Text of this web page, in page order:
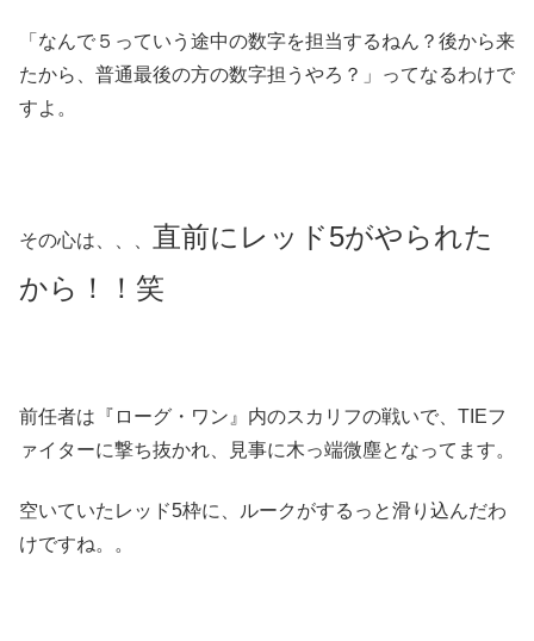
「なんで５っていう途中の数字を担当するねん？後から来
たから、普通最後の方の数字担うやろ？」ってなるわけで
すよ。
その心は、、、 直前にレッド5がやられた
から！！笑
前任者は『ローグ・ワン』内のスカリフの戦いで、TIEフ
ァイターに撃ち抜かれ、見事に木っ端微塵となってます。
空いていたレッド5枠に、ルークがするっと滑り込んだわ
けですね。。